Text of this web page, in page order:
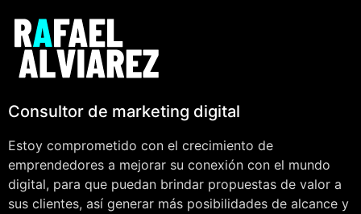
Consultor de marketing digital
Estoy comprometido con el crecimiento de
emprendedores a mejorar su conexión con el mundo
digital, para que puedan brindar propuestas de valor a
sus clientes, así generar más posibilidades de alcance y